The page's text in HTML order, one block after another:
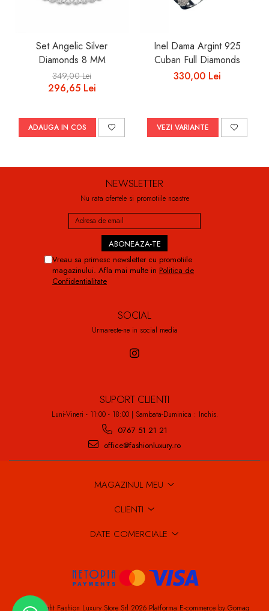
Set Angelic Silver
Diamonds 8 MM
349,00 Lei
296,65 Lei
ADAUGA IN COS
Inel Dama Argint 925
Cuban Full Diamonds
330,00 Lei
VEZI VARIANTE
NEWSLETTER
Nu rata ofertele si promotiile noastre
Vreau sa primesc newsletter cu promotiile
magazinului. Afla mai multe in Politica de
Confidentialitate
SOCIAL
Urmareste-ne in social media
SUPORT CLIENTI
Luni-Vineri - 11:00 - 18:00 | Sambata-Duminica : Inchis.
0767 51 21 21
office@fashionluxury.ro
MAGAZINUL MEU
CLIENTI
DATE COMERCIALE
©Copyright Fashion Luxury Store Srl 2026 Platforma E-commerce by Gomag